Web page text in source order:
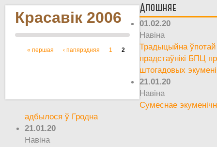
Красавік 2006
Старонкі
« першая ‹ папярэдняя 1 2
Апошняе
01.02.20
Навіна
Традыцыйна ўпотай
прадстаўнікі БПЦ
штогадовых
21.01.20
Навіна
Сумеснае
адбылося ў Гродна
21.01.20
Навіна